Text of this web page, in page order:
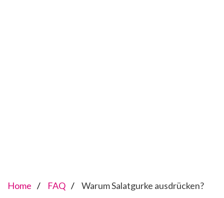
Home FAQ Warum Salatgurke ausdrücken?